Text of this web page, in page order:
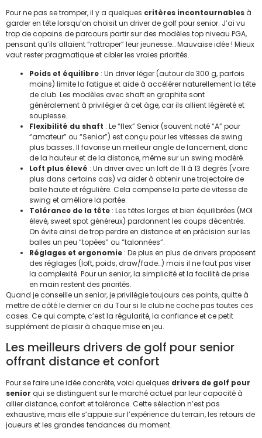
Pour ne pas se tromper, il y a quelques critères incontournablesà
garder en tête lorsqu’on choisit un driver de golf pour senior. J’ai vu
trop de copains de parcours partir sur des modèles top niveau PGA,
pensant qu’ils allaient “rattraper” leur jeunesse… Mauvaise idée ! Mieux
vaut rester pragmatique et cibler les vraies priorités.
Poids et équilibre : Un driver léger (autour de 300 g, parfois
moins) limite la fatigue et aide à accélérer naturellement la tête
de club. Les modèles avec shaft en graphite sont
généralement à privilégier à cet âge, car ils allient légèreté et
souplesse.
Flexibilité du shaft : Le “flex” Senior (souvent noté “A” pour
“amateur” ou “Senior”) est conçu pour les vitesses de swing
plus basses. Il favorise un meilleur angle de lancement, donc
de la hauteur et de la distance, même sur un swing modéré.
Loft plus élevé : Un driver avec un loft de 11 à 13 degrés (voire
plus dans certains cas) va aider à obtenir une trajectoire de
balle haute et régulière. Cela compense la perte de vitesse de
swing et améliore la portée.
Tolérance de la tête : Les têtes larges et bien équilibrées (MOI
élevé, sweet spot généreux) pardonnent les coups décentrés.
On évite ainsi de trop perdre en distance et en précision sur les
balles un peu “topées” ou “talonnées”.
Réglages et ergonomie : De plus en plus de drivers proposent
des réglages (loft, poids, draw/fade…) mais il ne faut pas viser
la complexité. Pour un senior, la simplicité et la facilité de prise
en main restent des priorités.
Quand je conseille un senior, je privilégie toujours ces points, quitte à
mettre de côté le dernier cri du Tour si le club ne coche pas toutes ces
cases. Ce qui compte, c’est la régularité, la confiance et ce petit
supplément de plaisir à chaque mise en jeu.
Les meilleurs drivers de golf pour senior
offrant distance et confort
Pour se faire une idée concrète, voici quelques drivers de golf pour
senior qui se distinguent sur le marché actuel par leur capacité à
allier distance, confort et tolérance. Cette sélection n’est pas
exhaustive, mais elle s’appuie sur l’expérience du terrain, les retours de
joueurs et les grandes tendances du moment.